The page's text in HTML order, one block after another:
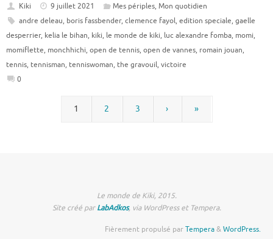
Kiki 9 juillet 2021 Mes périples, Mon quotidien
andre deleau, boris fassbender, clemence fayol, edition speciale, gaelle
desperrier, kelia le bihan, kiki, le monde de kiki, luc alexandre fomba, momi,
momiflette, monchhichi, open de tennis, open de vannes, romain jouan,
tennis, tennisman, tenniswoman, the gravouil, victoire
0
1 2 3 › »
Le monde de Kiki, 2015.
Site créé parLabAdkos, via WordPress et Tempera.
Fièrement propulsé parTempera&WordPress.